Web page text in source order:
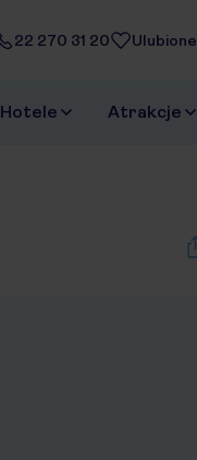
22 270 31 20 Ulubione
Hotele Atrakcje